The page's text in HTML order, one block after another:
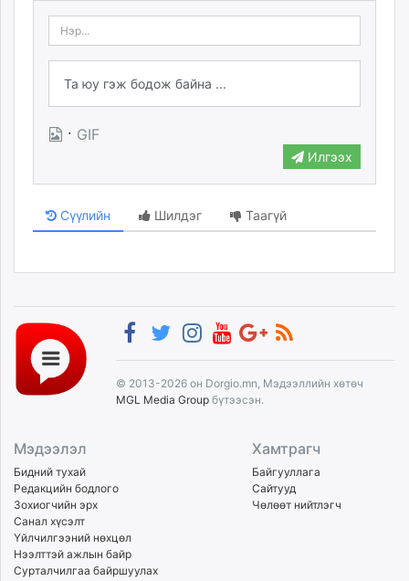
· GIF
Илгээх
Сүүлийн Шилдэг Таагүй
© 2013-2026 он Dorgio.mn, Мэдээллийн хөтөч
MGL Media Group бүтээсэн.
Мэдээлэл
Бидний тухай
Редакцийн бодлого
Зохиогчийн эрх
Санал хүсэлт
Үйлчилгээний нөхцөл
Нээлттэй ажлын байр
Сурталчилгаа байршуулах
Хамтрагч
Байгууллага
Сайтууд
Чөлөөт нийтлэгч